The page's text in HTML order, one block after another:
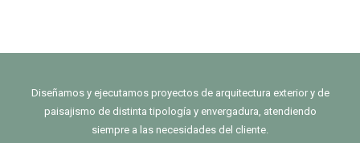
Diseñamos y ejecutamos proyectos de arquitectura exterior y de
paisajismo de distinta tipología y envergadura, atendiendo
siempre a las necesidades del cliente.